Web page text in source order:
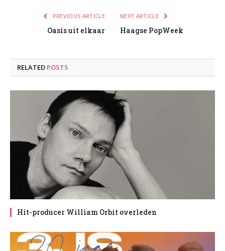
PREVIOUS ARTICLE
Oasis uit elkaar
NEXT ARTICLE
Haagse PopWeek
RELATED POSTS
Hit-producer William Orbit overleden